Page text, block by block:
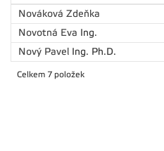
Nováková Zdeňka
Novotná Eva Ing.
Nový Pavel Ing. Ph.D.
Celkem 7 položek